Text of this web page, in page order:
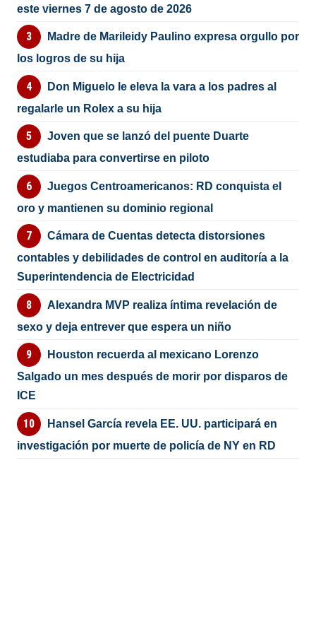
este viernes 7 de agosto de 2026
Madre de Marileidy Paulino expresa orgullo por
los logros de su hija
Don Miguelo le eleva la vara a los padres al
regalarle un Rolex a su hija
Joven que se lanzó del puente Duarte
estudiaba para convertirse en piloto
Juegos Centroamericanos: RD conquista el
oro y mantienen su dominio regional
Cámara de Cuentas detecta distorsiones
contables y debilidades de control en auditoría a la
Superintendencia de Electricidad
Alexandra MVP realiza íntima revelación de
sexo y deja entrever que espera un niño
Houston recuerda al mexicano Lorenzo
Salgado un mes después de morir por disparos de
ICE
Hansel García revela EE. UU. participará en
investigación por muerte de policía de NY en RD